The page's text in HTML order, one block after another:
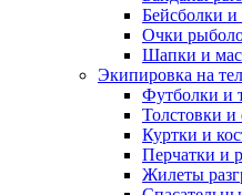
Бейсболки и
Очки
Шапки и
Экипировка на
Футболки и
Толстовки и
Куртки и
Перчатки и
Жилеты